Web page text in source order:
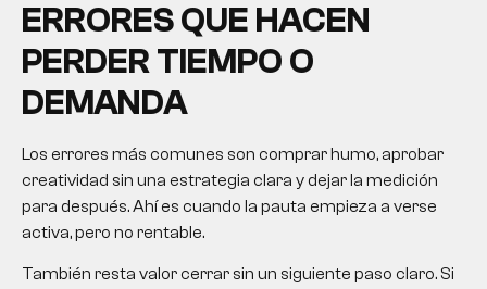
ERRORES QUE HACEN
PERDER TIEMPO O
DEMANDA
Los errores más comunes son comprar humo, aprobar
creatividad sin una estrategia clara y dejar la medición
para después. Ahí es cuando la pauta empieza a verse
activa, pero no rentable.
También resta valor cerrar sin un siguiente paso claro. Si